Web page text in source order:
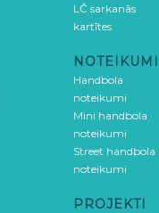
LČ sarkanās
kartītes
NOTEIKUMI
Handbola
noteikumi
Mini handbola
noteikumi
Street handbola
noteikumi
PROJEKTI